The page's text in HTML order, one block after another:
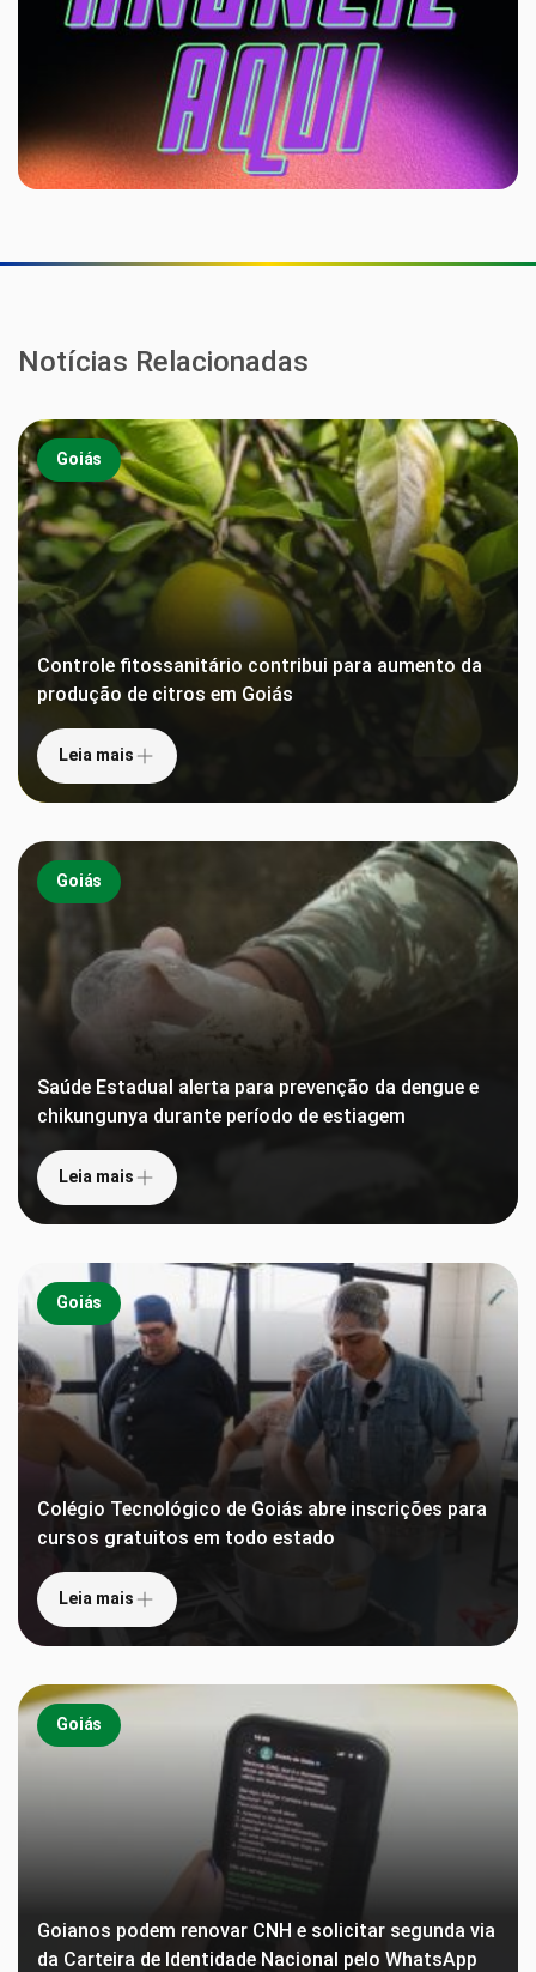
Notícias Relacionadas
Goiás
Controle fitossanitário contribui para aumento da
produção de citros em Goiás
Leia mais
Goiás
Saúde Estadual alerta para prevenção da dengue e
chikungunya durante período de estiagem
Leia mais
Goiás
Colégio Tecnológico de Goiás abre inscrições para
cursos gratuitos em todo estado
Leia mais
Goiás
Goianos podem renovar CNH e solicitar segunda via
da Carteira de Identidade Nacional pelo WhatsApp